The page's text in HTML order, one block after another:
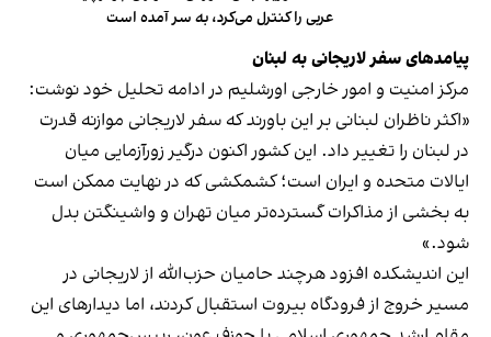
عربی را کنترل می‌کرد، به سر آمده است
پیامدهای سفر لاریجانی به لبنان
مرکز امنیت و امور خارجی اورشلیم در ادامه تحلیل خود نوشت:
«اکثر ناظران لبنانی بر این باورند که سفر لاریجانی موازنه قدرت
در لبنان را تغییر داد. این کشور اکنون درگیر زورآزمایی میان
ایالات متحده و ایران است؛ کشمکشی که در نهایت ممکن است
به بخشی از مذاکرات گسترده‌تر میان تهران و واشینگتن بدل
شود.»
این اندیشکده افزود هرچند حامیان حزب‌الله از لاریجانی در
مسیر خروج از فرودگاه بیروت استقبال کردند، اما دیدارهای این